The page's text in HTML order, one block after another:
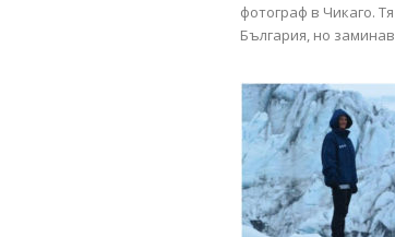
фотограф в Чикаго.
България, но